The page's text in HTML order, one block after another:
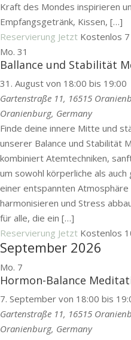
Kraft des Mondes inspirieren
Empfangsgetränk, Kissen, […]
Reservierung Jetzt Kostenlos
Mo. 31
Ballance und Stabilität
31. August von 18:00 bis 19:00
Gartenstraße 11, 16515
Oranienburg, Germany
Finde deine innere Mitte und
unserer Balance und Stabilität
kombiniert Atemtechniken,
um sowohl körperliche als
einer entspannten
harmonisieren und Stress
für alle, die ein […]
Reservierung Jetzt Kostenlos
September 2026
Mo. 7
Hormon-Balance
7. September von 18:00 bis
Gartenstraße 11, 16515
Oranienburg, Germany